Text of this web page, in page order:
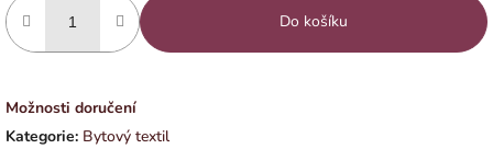
Do košíku
Možnosti doručení
Kategorie: Bytový textil